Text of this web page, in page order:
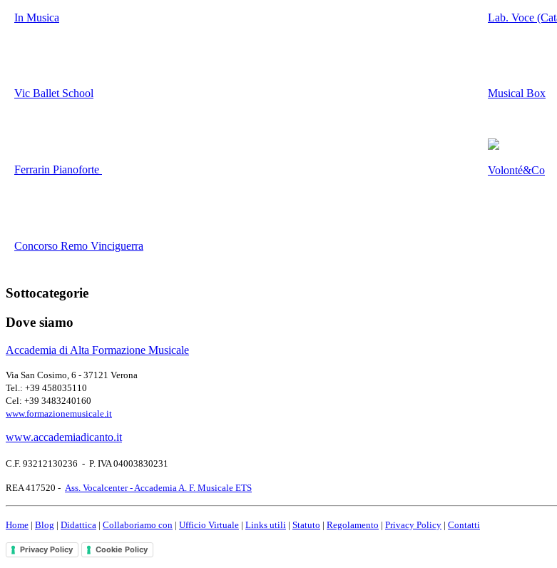
In Musica Lab. Voce
Vic Ballet School Musical Box
Ferrarin Pianoforte Volonté&Co
Concorso Remo Vinciguerra
Sottocategorie
Dove siamo
Accademia di Alta Formazione Musicale
Via San Cosimo, 6 - 37121 Verona
Tel.: +39 458035110
Cel: +39 3483240160
www.formazionemusicale.it
www.accademiadicanto.it
C.F. 93212130236 - P. IVA 04003830231
REA 417520 - Ass. Vocalcenter - Accademia A. F. Musicale ETS
Home | Blog | Didattica | Collaboriamo con | Ufficio Virtuale | Links utili | Statuto | Regolamento | Privacy Policy | Contatti
Privacy Policy Cookie Policy